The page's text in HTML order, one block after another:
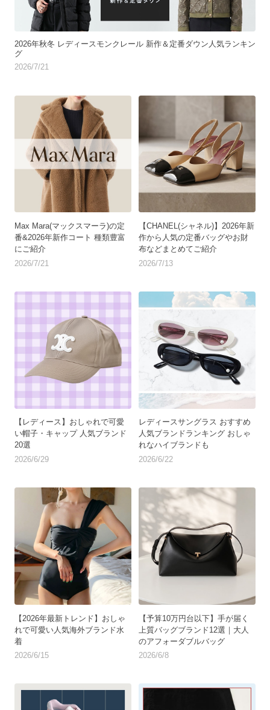
2026年秋冬 レディースモンクレール 新作＆定番ダウン人気ランキン
グ
2026/7/21
Max Mara(マックスマーラ)の定
番&2026年新作コート 種類豊富
にご紹介
2026/7/21
【CHANEL(シャネル)】2026年新
作から人気の定番バッグやお財
布などまとめてご紹介
2026/7/13
【レディース】おしゃれで可愛
い帽子・キャップ 人気ブランド
20選
2026/6/29
レディースサングラス おすすめ
人気ブランドランキング おしゃ
れなハイブランドも
2026/6/22
【2026年最新トレンド】おしゃ
れで可愛い人気海外ブランド水
着
2026/6/15
【予算10万円台以下】手が届く
上質バッグブランド12選｜大人
のアフォーダブルバッグ
2026/6/8